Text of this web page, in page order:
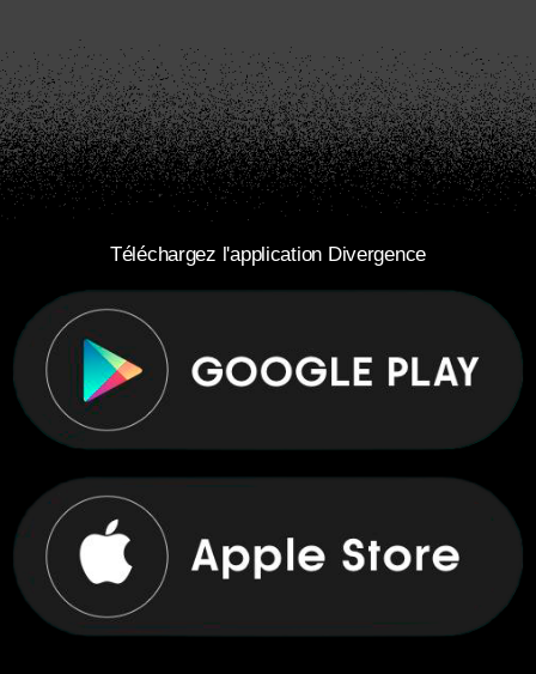
Téléchargez l'application Divergence